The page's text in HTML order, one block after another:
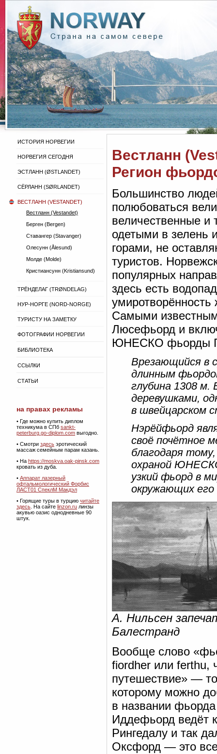
ИСТОРИЯ НОРВЕГИИ
НОРВЕГИЯ СЕГОДНЯ
ЭСТЛАНН (ØSTLANDET)
СЁРЛАНН (SØRLANDET)
ВЕСТЛАНН (VESTANDET)
Вестланн (Vestandet)
Берген (Bergen)
Ставангер (Stavanger)
Олесунн (Ålesund)
Молде (Molde)
Кристиансунн (Kristiansund)
ТРЁНДЕЛАГ (TRØNDELAG)
НУР-НОРГЕ (NORD-NORGE)
ТУРИСТУ НА ЗАМЕТКУ
ФОТОГРАФИИ НОРВЕГИИ
БИБЛИОТЕКА
ССЫЛКИ
СТАТЬИ
на правах рекламы
• Где можно купить диплом
техникума в СПб sankt-
peterburg.go-diplom.com выгодно.
• Смотри здесь эротический
массаж семейным парам казань.
• На https://moskva.oak-pinsk.com
кровать из дуба.
• Аппарат лазерный
офтальмологический Форбис
ЛАСТ01 СпеклМ Макдэл
• Горящие туры в турцию читайте
здесь На сайте linzon.ru линзы
акувью оазис однодневные 90
штук.
Вестланн
Регион
Большинство
полюбоваться
величественные
одетыми в зелень
горами, не
туристов.
популярных
здесь есть
умиротворённость
Самыми
Люсефьорд и
ЮНЕСКО фьорды
Врезающийся в
длинным
глубина 1308
деревушками,
в швейцарском
Нэрёйфьорд
своё почётное
благодаря
охраной
узкий фьорд в
окружающих его
А. Нильсен
Балестранд
Вообще слово
fiordher или ferthu,
путешествие» —
которому можно
в названии
Иддефьорд ведёт
Рингедалу и так
Оксфорд — это